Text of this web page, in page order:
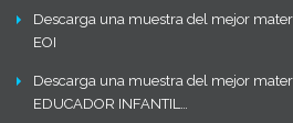
Descarga una muestra del mejor
EOI
Descarga una muestra del mejor
EDUCADOR INFANTIL…